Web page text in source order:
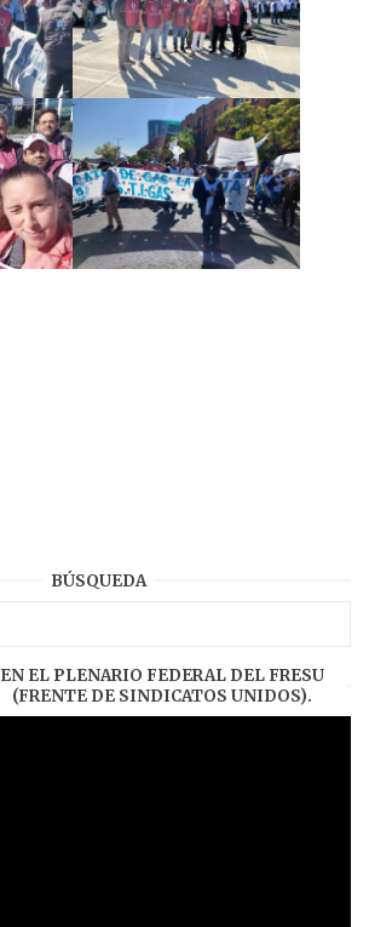
BÚSQUEDA
EN EL PLENARIO FEDERAL DEL FRESU
(FRENTE DE SINDICATOS UNIDOS).